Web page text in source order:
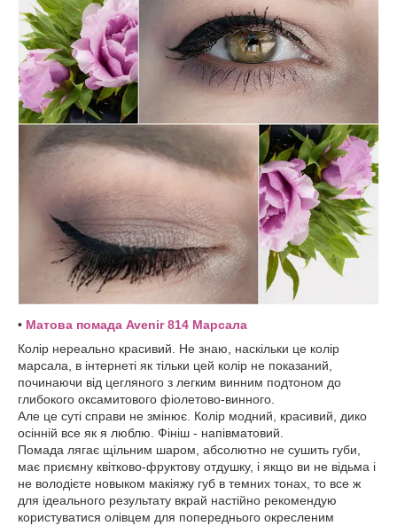
• Матова помада Avenir 814 Марсала
Колір нереально красивий. Не знаю, наскільки це колір
марсала, в інтернеті як тільки цей колір не показаний,
починаючи від цегляного з легким винним подтоном до
глибокого оксамитового фіолетово-винного.
Але це суті справи не змінює. Колір модний, красивий, дико
осінній все як я люблю. Фініш - напівматовий.
Помада лягає щільним шаром, абсолютно не сушить губи,
має приємну квітково-фруктову отдушку, і якщо ви не відьма і
не володієте новыком макіяжу губ в темних тонах, то все ж
для ідеального результату вкрай настійно рекомендую
користуватися олівцем для попереднього окресленим